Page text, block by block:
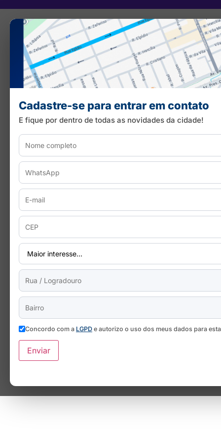
Cadastre-se para entrar em contato
E fique por dentro de todas as novidades da cidade!
Concordo com a LGPD e autorizo o uso dos meus dados para
Enviar